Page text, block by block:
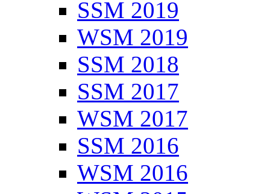
SSM 2019
WSM 2019
SSM 2018
SSM 2017
WSM 2017
SSM 2016
WSM 2016